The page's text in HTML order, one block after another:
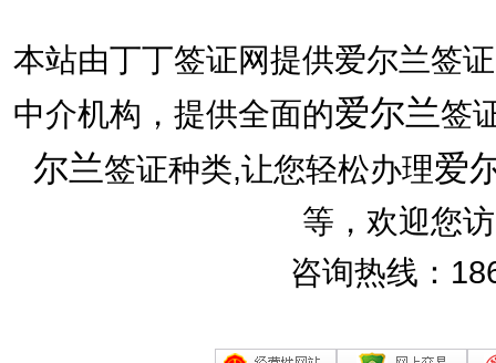
本站由丁丁签证网提供爱尔兰签
中介机构，提供全面的爱尔兰签
尔兰签证种类,让您轻松办理爱
等，欢迎您
咨询热线：